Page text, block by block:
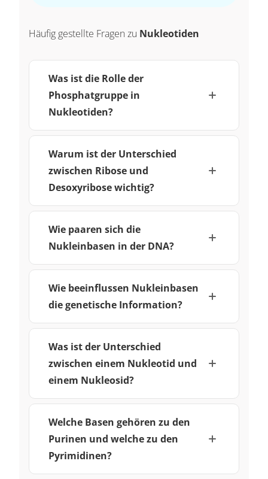
Häufig gestellte Fragen zu Nukleotiden
Was ist die Rolle der
Phosphatgruppe in
Nukleotiden?
Warum ist der Unterschied
zwischen Ribose und
Desoxyribose wichtig?
Wie paaren sich die
Nukleinbasen in der DNA?
Wie beeinflussen Nukleinbasen
die genetische Information?
Was ist der Unterschied
zwischen einem Nukleotid und
einem Nukleosid?
Welche Basen gehören zu den
Purinen und welche zu den
Pyrimidinen?